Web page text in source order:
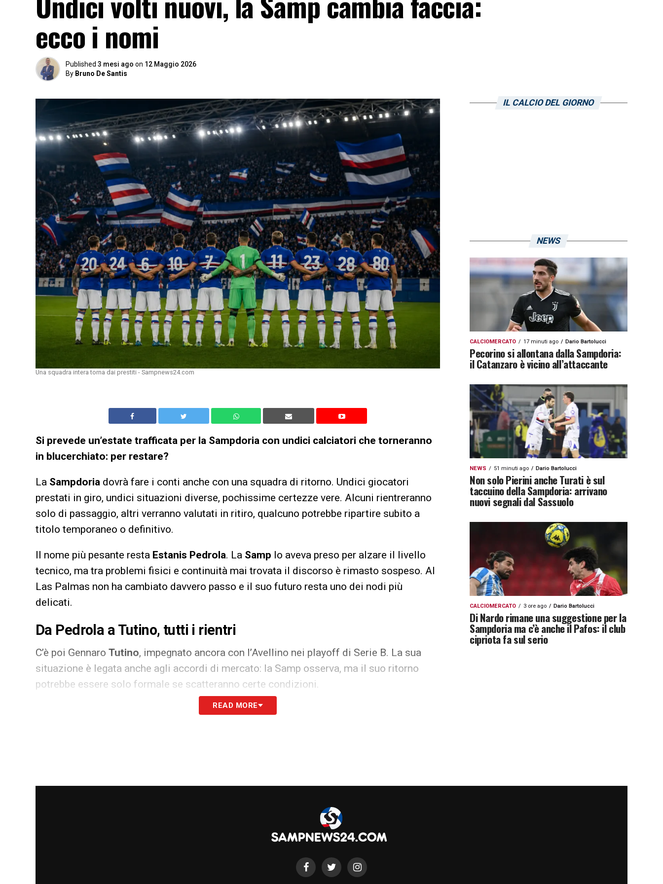
ecco i nomi
Published 3 mesi ago on 12 Maggio 2026
By Bruno De Santis
Una squadra intera torna dai prestiti - Sampnews24.com
Si prevede un’estate trafficata per la Sampdoria con undici calciatori che torneranno
in blucerchiato: per restare?
La Sampdoria dovrà fare i conti anche con una squadra di ritorno. Undici giocatori
prestati in giro, undici situazioni diverse, pochissime certezze vere. Alcuni rientreranno
solo di passaggio, altri verranno valutati in ritiro, qualcuno potrebbe ripartire subito a
titolo temporaneo o definitivo.
Il nome più pesante resta Estanis Pedrola. La Samp lo aveva preso per alzare il livello
tecnico, ma tra problemi fisici e continuità mai trovata il discorso è rimasto sospeso. Al
Las Palmas non ha cambiato davvero passo e il suo futuro resta uno dei nodi più
delicati.
Da Pedrola a Tutino, tutti i rientri
C’è poi Gennaro Tutino, impegnato ancora con l’Avellino nei playoff di Serie B. La sua
situazione è legata anche agli accordi di mercato: la Samp osserva, ma il suo ritorno
potrebbe essere solo formale se scatteranno certe condizioni.
READ MORE
IL CALCIO DEL GIORNO
NEWS
CALCIOMERCATO 17 minuti ago Dario Bartolucci
Pecorino si allontana dalla Sampdoria:
il Catanzaro è vicino all’attaccante
NEWS 51 minuti ago Dario Bartolucci
Non solo Pierini anche Turati è sul
taccuino della Sampdoria: arrivano
nuovi segnali dal Sassuolo
CALCIOMERCATO 3 ore ago Dario Bartolucci
Di Nardo rimane una suggestione per la
Sampdoria ma c’è anche il Pafos: il club
cipriota fa sul serio